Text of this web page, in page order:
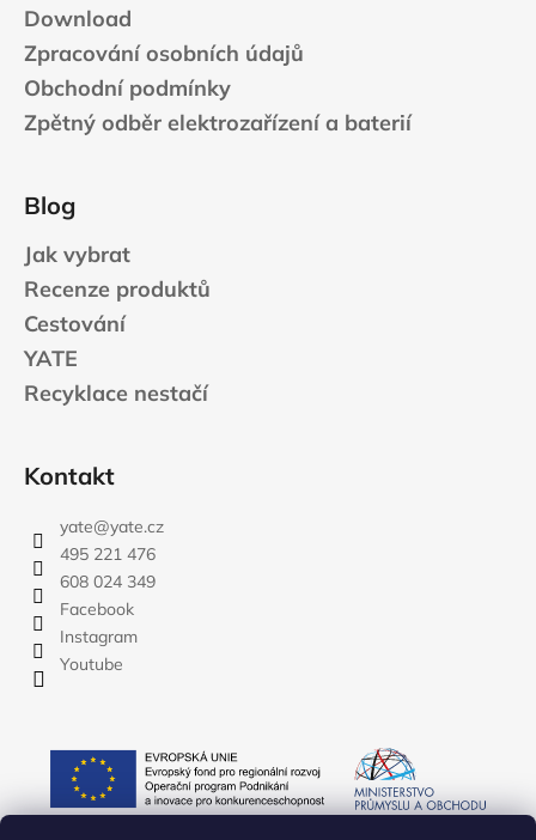
Download
Zpracování osobních údajů
Obchodní podmínky
Zpětný odběr elektrozařízení a baterií
Blog
Jak vybrat
Recenze produktů
Cestování
YATE
Recyklace nestačí
Kontakt
yate@yate.cz
495 221 476
608 024 349
Facebook
Instagram
Youtube